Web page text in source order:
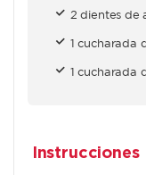
2 dientes de
1 cucharada
1 cucharada
Instrucciones